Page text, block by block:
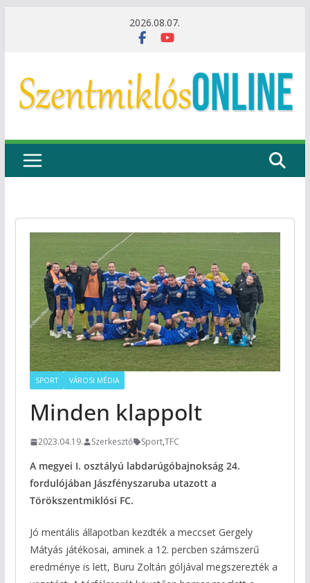
2026.08.07.
SPORT VÁROSI MÉDIA
Minden klappolt
2023.04.19. Szerkesztő Sport,TFC
A megyei I. osztályú labdarúgóbajnokság 24.
fordulójában Jászfényszaruba utazott a
Törökszentmiklósi FC.
Jó mentális állapotban kezdték a meccset Gergely
Mátyás játékosai, aminek a 12. percben számszerű
eredménye is lett, Buru Zoltán góljával megszerezték a